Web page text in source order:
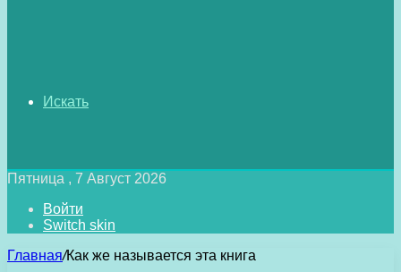
Искать
Пятница , 7 Август 2026
Войти
Switch skin
Главная/Как же называется эта книга